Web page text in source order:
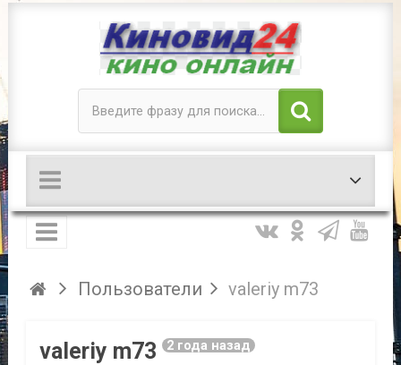
Пользователи valeriy m73
valeriy m73 2 года назад